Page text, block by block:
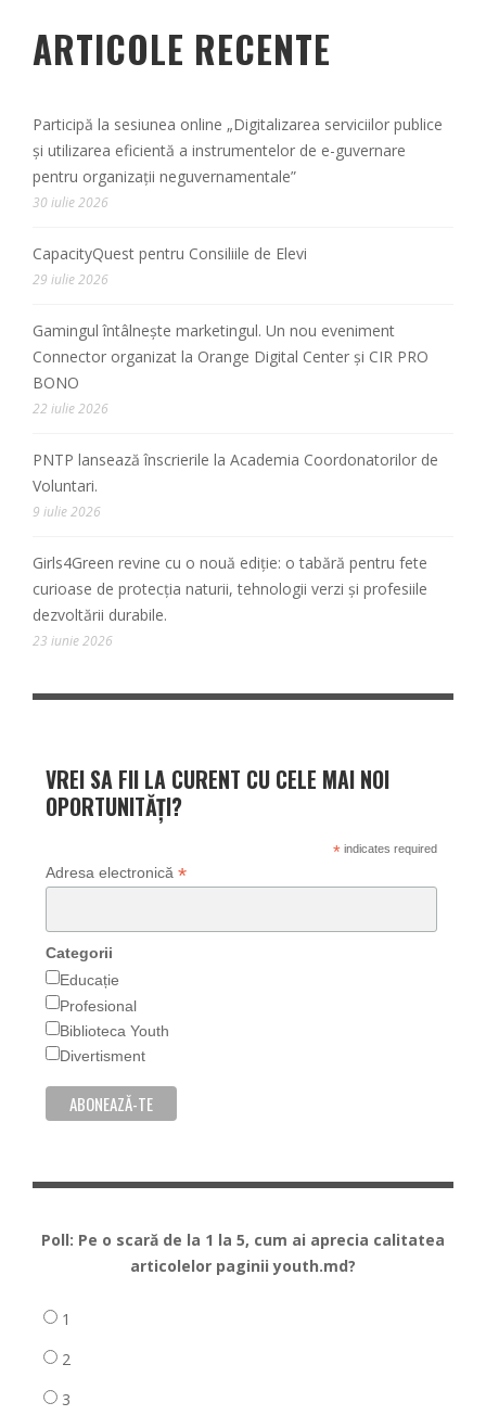
ARTICOLE RECENTE
Participă la sesiunea online „Digitalizarea serviciilor publice
și utilizarea eficientă a instrumentelor de e-guvernare
pentru organizații neguvernamentale”
30 iulie 2026
CapacityQuest pentru Consiliile de Elevi
29 iulie 2026
Gamingul întâlnește marketingul. Un nou eveniment
Connector organizat la Orange Digital Center și CIR PRO
BONO
22 iulie 2026
PNTP lansează înscrierile la Academia Coordonatorilor de
Voluntari.
9 iulie 2026
Girls4Green revine cu o nouă ediție: o tabără pentru fete
curioase de protecția naturii, tehnologii verzi și profesiile
dezvoltării durabile.
23 iunie 2026
VREI SA FII LA CURENT CU CELE MAI NOI
OPORTUNITĂȚI?
*indicates required
Adresa electronică *
Categorii
Educație
Profesional
Biblioteca Youth
Divertisment
Poll: Pe o scară de la 1 la 5, cum ai aprecia calitatea
articolelor paginii youth.md?
1
2
3